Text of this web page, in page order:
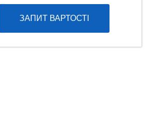
ЗАПИТ ВАРТОСТІ